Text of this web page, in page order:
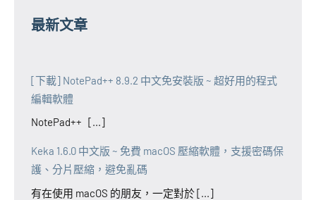
最新文章
[下載] NotePad++ 8.9.2 中文免安裝版 ~ 超好用的程式
編輯軟體
NotePad++ [...]
Keka 1.6.0 中文版 ~ 免費 macOS 壓縮軟體，支援密碼保
護、分片壓縮，避免亂碼
有在使用 macOS 的朋友，一定對於 [...]